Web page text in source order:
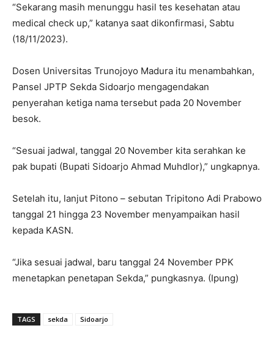
“Sekarang masih menunggu hasil tes kesehatan atau
medical check up,” katanya saat dikonfirmasi, Sabtu
(18/11/2023).
Dosen Universitas Trunojoyo Madura itu menambahkan,
Pansel JPTP Sekda Sidoarjo mengagendakan
penyerahan ketiga nama tersebut pada 20 November
besok.
“Sesuai jadwal, tanggal 20 November kita serahkan ke
pak bupati (Bupati Sidoarjo Ahmad Muhdlor),” ungkapnya.
Setelah itu, lanjut Pitono – sebutan Tripitono Adi Prabowo
tanggal 21 hingga 23 November menyampaikan hasil
kepada KASN.
“Jika sesuai jadwal, baru tanggal 24 November PPK
menetapkan penetapan Sekda,” pungkasnya. (Ipung)
TAGS sekda Sidoarjo